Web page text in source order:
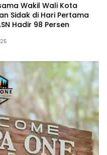
Wakil Wali Kota
Sidak di Hari Pertama
Hadir 98 Persen